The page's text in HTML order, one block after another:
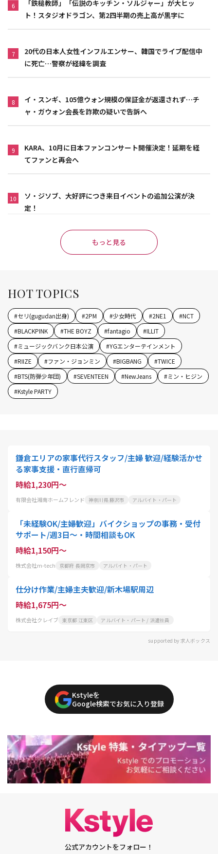
6
「鉄槌教師」「伝説のキッチン・ソルジャー」が大ヒッ
ト！スタジオドラゴン、第2四半期の売上高が黒字に
7
20代の日本人女性インフルエンサー、韓国でライブ配信中
に死亡…警察が経緯を調査
8
イ・スンギ、105億ウォン規模の保証金が返還されず…チ
ャ・ガウォン会長を詐欺の疑いで告訴へ
9
KARA、10月に日本ファンコンサート開催決定！延期を経
てファンと再会へ
10
ソ・ジソブ、大好評につき来日イベントの追加公演が決
定！
もっと見る
HOT TOPICS
#セリ(gugudan出身) #2PM #少女時代 #2NE1 #NCT
#BLACKPINK #THE BOYZ #fantagio #ILLIT
#ミュージックバンク日本公演 #YGエンターテインメント
#RIIZE #ファン・ジョンミン #BIGBANG #TWICE
#BTS(防弾少年団) #SEVENTEEN #NewJeans #ミン・ヒジン
#Kstyle PARTY
鎌倉エリアの家事代行スタッフ/主婦 歓迎/経験活かせ
る家事支援・直行直帰可
時給1,230円～
有限会社湘南ホームフレンド 神奈川県 藤沢市 アルバイト・パート
「未経験OK/主婦歓迎」バイクショップの事務・受付
サポート/週3日～・時間相談もOK
時給1,150円～
株式会社m-tech 京都府 長岡京市 アルバイト・パート
仕分け作業/主婦主夫歓迎/新木場駅周辺
時給1,675円～
株式会社クレイブ 東京都 江東区 アルバイト・パート / 派遣社員
supported by 求人ボックス
Kstyleを
Google検索でお気に入り登録
公式アカウントをフォロー！